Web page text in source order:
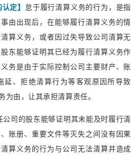
定】
怠于履行清算义务的行为，是指
由出现后，在能够履行清算义务的情
算义务，或者因过失导致公司清算无
东能够证明其已经为履行清算义务作
务是由于实际控制公司主要财产、账
延、拒绝清算行为等客观原因所导致
为由，让其承担清算责任。
公司的股东能够证明其未能及时履行清
账册、重要文件等灭失之间没有因果
算义务的行为与公司无法清算并造成